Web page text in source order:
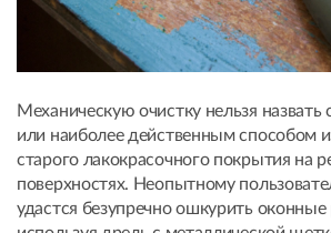
Механическую очистку нельзя
или наиболее действенным способом
старого лакокрасочного покрытия на
поверхностях. Неопытному
удастся безупречно ошкурить